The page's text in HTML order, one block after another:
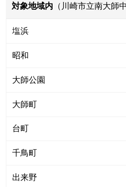
対象地域内 （川崎市立南大師
塩浜
昭和
大師公園
大師町
台町
千鳥町
出来野